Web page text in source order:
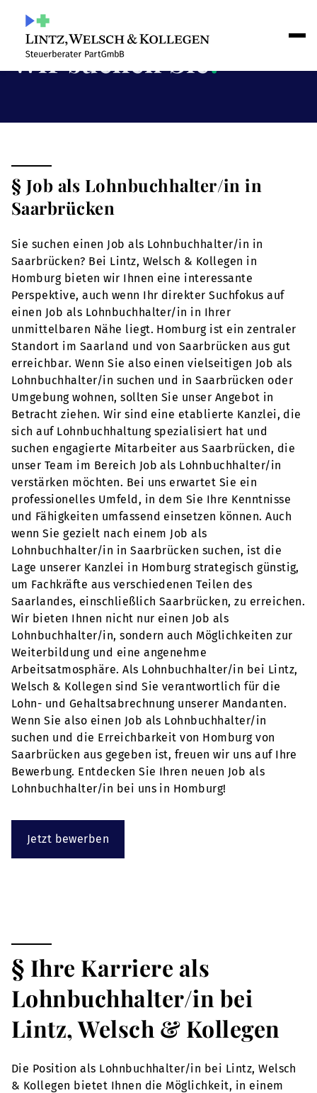
Wir suchen Sie!
§ Job als Lohnbuchhalter/in in
Saarbrücken
Sie suchen einen Job als Lohnbuchhalter/in in
Saarbrücken? Bei Lintz, Welsch & Kollegen in
Homburg bieten wir Ihnen eine interessante
Perspektive, auch wenn Ihr direkter Suchfokus auf
einen Job als Lohnbuchhalter/in in Ihrer
unmittelbaren Nähe liegt. Homburg ist ein zentraler
Standort im Saarland und von Saarbrücken aus gut
erreichbar. Wenn Sie also einen vielseitigen Job als
Lohnbuchhalter/in suchen und in Saarbrücken oder
Umgebung wohnen, sollten Sie unser Angebot in
Betracht ziehen. Wir sind eine etablierte Kanzlei, die
sich auf Lohnbuchhaltung spezialisiert hat und
suchen engagierte Mitarbeiter aus Saarbrücken, die
unser Team im Bereich Job als Lohnbuchhalter/in
verstärken möchten. Bei uns erwartet Sie ein
professionelles Umfeld, in dem Sie Ihre Kenntnisse
und Fähigkeiten umfassend einsetzen können. Auch
wenn Sie gezielt nach einem Job als
Lohnbuchhalter/in in Saarbrücken suchen, ist die
Lage unserer Kanzlei in Homburg strategisch günstig,
um Fachkräfte aus verschiedenen Teilen des
Saarlandes, einschließlich Saarbrücken, zu erreichen.
Wir bieten Ihnen nicht nur einen Job als
Lohnbuchhalter/in, sondern auch Möglichkeiten zur
Weiterbildung und eine angenehme
Arbeitsatmosphäre. Als Lohnbuchhalter/in bei Lintz,
Welsch & Kollegen sind Sie verantwortlich für die
Lohn- und Gehaltsabrechnung unserer Mandanten.
Wenn Sie also einen Job als Lohnbuchhalter/in
suchen und die Erreichbarkeit von Homburg von
Saarbrücken aus gegeben ist, freuen wir uns auf Ihre
Bewerbung. Entdecken Sie Ihren neuen Job als
Lohnbuchhalter/in bei uns in Homburg!
Jetzt bewerben
§ Ihre Karriere als
Lohnbuchhalter/in bei
Lintz, Welsch & Kollegen
Die Position als Lohnbuchhalter/in bei Lintz, Welsch
& Kollegen bietet Ihnen die Möglichkeit, in einem